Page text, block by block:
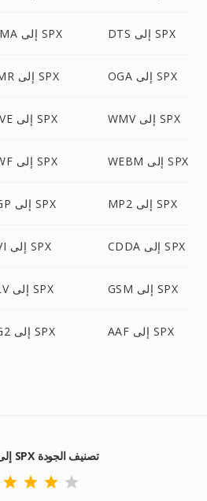
WMA إلى SPX DTS إلى SPX
AMR إلى SPX OGA إلى SPX
WVE إلى SPX WMV إلى SPX
SWF إلى SPX WEBM إلى SPX
3GP إلى SPX MP2 إلى SPX
AVI إلى SPX CDDA إلى SPX
FLV إلى SPX GSM إلى SPX
3G2 إلى SPX AAF إلى SPX
MPEG إلى SPX تصنيف الجودة